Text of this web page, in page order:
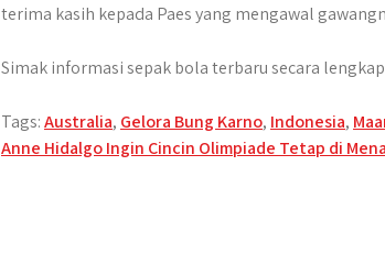
terima kasih kepada Paes yang mengawal
Simak informasi sepak bola terbaru secara
Tags:Australia, Gelora Bung Karno, Indonesia,
Post
Anne Hidalgo Ingin Cincin Olimpiade Tetap di